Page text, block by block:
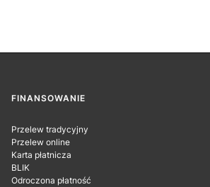
Linki w stopce
FINANSOWANIE
Przelew tradycyjny
Przelew online
Karta płatnicza
BLIK
Odroczona płatność